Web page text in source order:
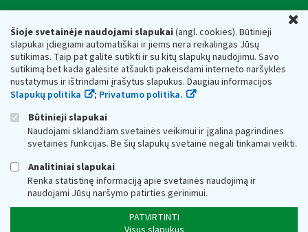
Šioje svetainėje naudojami slapukai(angl. cookies). Būtinieji
slapukai įdiegiami automatiškai ir jiems nėra reikalingas Jūsų
sutikimas. Taip pat galite sutikti ir su kitų slapukų naudojimu. Savo
sutikimą bet kada galėsite atšaukti pakeisdami interneto naršyklės
nustatymus ir ištrindami įrašytus slapukus. Daugiau informacijos
Slapukų politika
; Privatumo politika.
Būtinieji slapukai
Naudojami sklandžiam svetainės veikimui ir įgalina pagrindines
svetainės funkcijas. Be šių slapukų svetainė negali tinkamai veikti.
Analitiniai slapukai
Renka statistinę informaciją apie svetainės naudojimą ir
naudojami Jūsų naršymo patirties gerinimui.
PATVIRTINTI
Valstybinė mokesčių inspekcija prie Lietuvos
Respublikos finansų ministerijos
Biudžetinė įstaiga. Juridinio asmens kodas — 188659752,
adresas: Vasario 16-osios g. 14, 01107 Vilnius, Lietuva, el.paštas:
vmi@vmi.lt , E. pristatymo dėžutės adresas 188659752
Duomenys apie Valstybinę mokesčių inspekciją prie Lietuvos
Respublikos finansų ministerijos kaupiami ir saugomi Juridinių